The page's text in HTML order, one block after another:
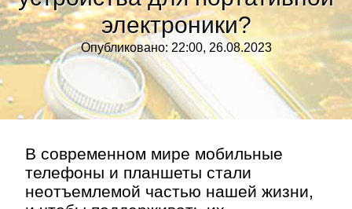
электроники?
Опубликовано: 22:00, 26.08.2023
В современном мире мобильные
телефоны и планшеты стали
неотъемлемой частью нашей жизни,
Рубрики»
Правила
Контакт»